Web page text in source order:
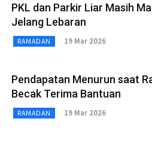
PKL dan Parkir Liar Masih
Jelang Lebaran
RAMADAN 19 Mar 2026
Pendapatan Menurun saat
Becak Terima Bantuan
RAMADAN 19 Mar 2026